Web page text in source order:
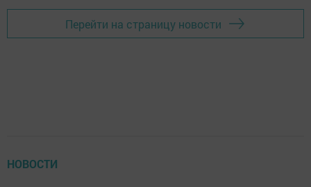
Перейти на страницу новости
НОВОСТИ